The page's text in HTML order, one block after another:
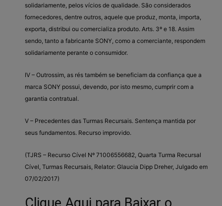
solidariamente, pelos vícios de qualidade. São considerados
fornecedores, dentre outros, aquele que produz, monta, importa,
exporta, distribui ou comercializa produto. Arts. 3º e 18. Assim
sendo, tanto a fabricante SONY, como a comerciante, respondem
solidariamente perante o consumidor.
IV – Outrossim, as rés também se beneficiam da confiança que a
marca SONY possui, devendo, por isto mesmo, cumprir com a
garantia contratual.
V – Precedentes das Turmas Recursais. Sentença mantida por
seus fundamentos. Recurso improvido.
(TJRS – Recurso Cível Nº 71006556682, Quarta Turma Recursal
Cível, Turmas Recursais, Relator: Glaucia Dipp Dreher, Julgado em
07/02/2017)
Clique Aqui para Baixar o